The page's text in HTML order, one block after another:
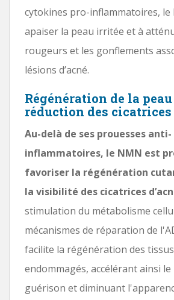
cytokines pro-inflammatoires, le
apaiser la peau irritée et à
rougeurs et les gonflements
lésions d’acné.
Régénération de la
réduction des cicatrices
Au-delà de ses prouesses anti-
inflammatoires, le NMN est
favoriser la régénération
la visibilité des cicatrices
stimulation du métabolisme
mécanismes de réparation de
facilite la régénération des
endommagés, accélérant ainsi le
guérison et diminuant